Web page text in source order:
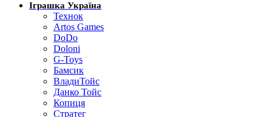
Іграшка Україна
Технок
Artos Games
DoDo
Doloni
G-Toys
Бамсик
ВладиТойс
Данко Тойс
Копиця
Стратег